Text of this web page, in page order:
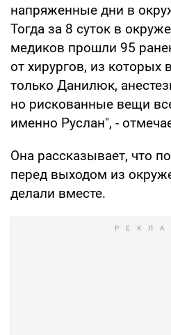
напряженные дни в
Тогда за 8 суток в
медиков прошли 95
от хирургов, из
только Данилюк,
но рискованные вещи
именно Руслан", -
Она рассказывает, что
перед выходом из
делали вместе.